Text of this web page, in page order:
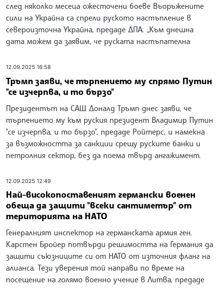
след няколко месеца ожесточени боеве Въоръжените
сили на Украйна са спрели руското настъпление в
североизточна Украйна, предаде ДПА. „Към днешна
дата можем да заявим, че руската настъпателна
12.09.2025 16:58
Тръмп заяви, че търпението му спрямо Путин
"се изчерпва, и то бързо"
Президентът на САЩ Доналд Тръмп днес заяви, че
търпението му към руския президент Владимир Путин
"се изчерпва, и то бързо", предаде Ройтерс, и намекна
за възможността за санкции срещу руските банки и
петролния сектор, без да поема твърд ангажимент.
12.09.2025 12:49
Най-високопоставеният германски военен
обеща да защити "всеки сантиметър" от
територията на НАТО
Генералният инспектор на германската армия ген.
Карстен Бройер потвърди решимостта на Германия да
защити съюзниците си от НАТО от източния фланг на
алианса. Тези уверения той направи по време на
посещение на голямо военно учение в Литва, предаде